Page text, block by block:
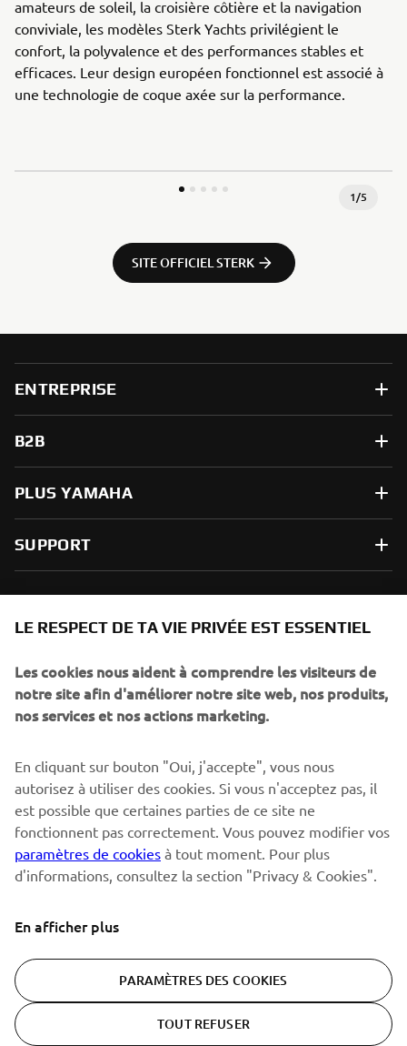
amateurs de soleil, la croisière côtière et la navigation
conviviale, les modèles Sterk Yachts privilégient le
confort, la polyvalence et des performances stables et
efficaces. Leur design européen fonctionnel est associé à
une technologie de coque axée sur la performance.
1/5
SITE OFFICIEL STERK
ENTREPRISE
B2B
PLUS YAMAHA
SUPPORT
spéciaux, les lancements de produits, etc.
Lisez notre politique de confidentialité pour savoir comment
nous traitons vos données personnelles :
Confidentialité
© Copyright - 2026 Yamaha Motor Europe N.V. - All Rights
LE RESPECT DE TA VIE PRIVÉE EST ESSENTIEL
Les cookies nous aident à comprendre les visiteurs de
notre site afin d'améliorer notre site web, nos produits,
nos services et nos actions marketing.
En cliquant sur bouton "Oui, j'accepte", vous nous
autorisez à utiliser des cookies. Si vous n'acceptez pas, il
est possible que certaines parties de ce site ne
fonctionnent pas correctement. Vous pouvez modifier vos
paramètres de cookies à tout moment. Pour plus
d'informations, consultez la section "Privacy & Cookies".
En afficher plus
PARAMÈTRES DES COOKIES
TOUT REFUSER